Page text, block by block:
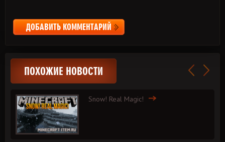
ДОБАВИТЬ КОММЕНТАРИЙ
ПОХОЖИЕ НОВОСТИ
Snow! Real Magic!